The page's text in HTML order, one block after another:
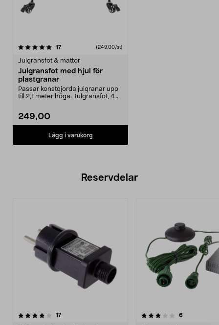
17recensioner (249,00/st)
Julgransfot & mattor
Julgransfot med hjul för
plastgranar
Passar konstgjorda julgranar upp
till 2,1 meter höga. Julgransfot, 4
249,00
Lägg i varukorg
Reservdelar
17recensioner
3.5av 5 stjärnor 6recensioner
5.0av 5 stjärnor